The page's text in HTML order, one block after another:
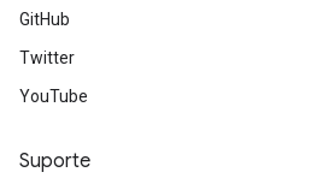
GitHub
Twitter
YouTube
Suporte